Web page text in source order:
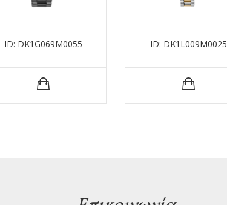
ID: DK1G069M0055 ID: DK1L009M0025